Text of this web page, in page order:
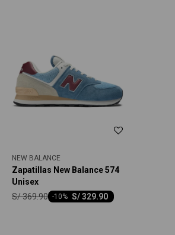
NEW BALANCE
Zapatillas New Balance 574
Unisex
S/329.90
-10
S/369.90